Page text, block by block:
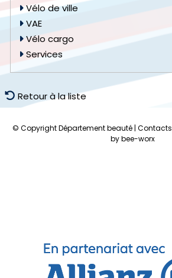
Vélo de ville
VAE
Vélo cargo
Services
Retour à la liste
© Copyright Département beauté | Contacts
by bee-worx